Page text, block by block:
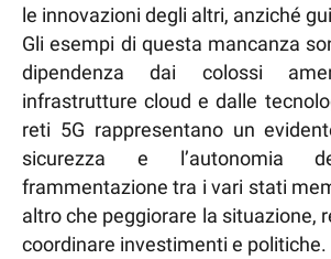
le innovazioni degli altri, anziché
Gli esempi di questa mancanza
dipendenza dai colossi
infrastrutture cloud e dalle
reti 5G rappresentano un
sicurezza e l’autonomia
frammentazione tra i vari stati
altro che peggiorare la situazione,
coordinare investimenti e politiche.